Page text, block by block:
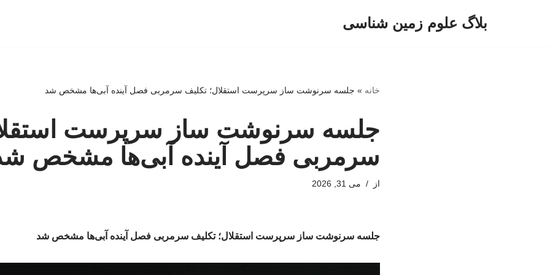
بلاگ علوم زمین شناسی
خانه » جلسه سرنوشت ساز سرپرست استقلال؛ تکلیف سرمربی فصل آینده آبی‌ها مشخص شد
جلسه سرنوشت ساز سرپرست
سرمربی فصل آینده آبی‌ها مشخص
از می 31, 2026
جلسه سرنوشت ساز سرپرست استقلال؛ تکلیف سرمربی فصل آینده آبی‌ها مشخص شد